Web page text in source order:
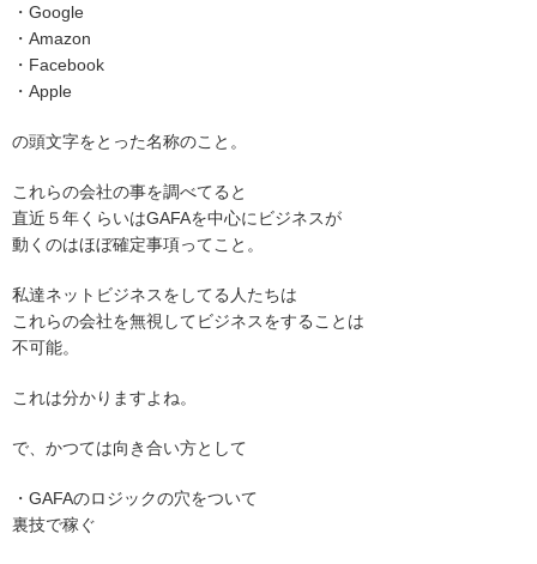
・Google
・Amazon
・Facebook
・Apple
の頭文字をとった名称のこと。
これらの会社の事を調べてると
直近５年くらいはGAFAを中心にビジネスが
動くのはほぼ確定事項ってこと。
私達ネットビジネスをしてる人たちは
これらの会社を無視してビジネスをすることは
不可能。
これは分かりますよね。
で、かつては向き合い方として
・GAFAのロジックの穴をついて
裏技で稼ぐ